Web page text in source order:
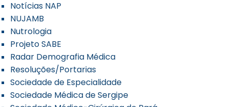
Notícias NAP
NUJAMB
Nutrologia
Projeto SABE
Radar Demografia Médica
Resoluções/Portarias
Sociedade de Especialidade
Sociedade Médica de Sergipe